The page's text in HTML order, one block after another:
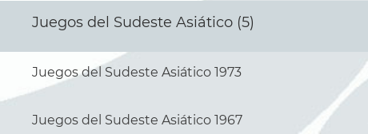
Juegos del Sudeste Asiático (5)
Juegos del Sudeste Asiático 1973
Juegos del Sudeste Asiático 1967